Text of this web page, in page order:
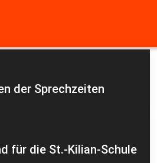
der Sprechzeiten
für die St.-Kilian-Schule